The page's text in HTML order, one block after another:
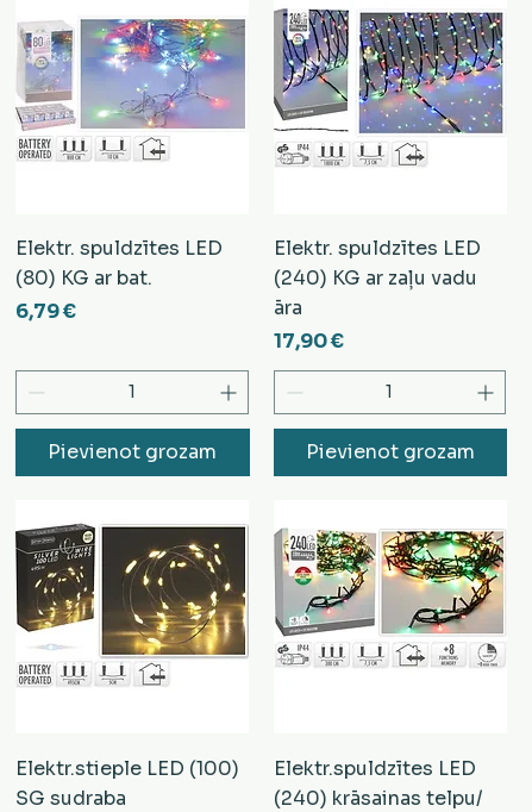
Elektr. spuldzītes LED
(80) KG ar bat.
Cena
6,79 €
Pievienot grozam
Elektr. spuldzītes LED
(240) KG ar zaļu vadu
āra
Cena
17,90 €
Pievienot grozam
Elektr.stieple LED (100)
SG sudraba
Elektr.spuldzītes LED
(240) krāsainas telpu/